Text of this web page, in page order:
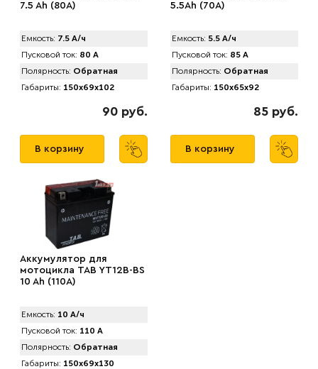
7.5 Ah (80А)
Емкость: 7.5 А/ч
Пусковой ток: 80 А
Полярность: Обратная
Габариты: 150x69x102
90 руб.
В корзину
5.5Ah (70А)
Емкость: 5.5 А/ч
Пусковой ток: 85 А
Полярность: Обратная
Габариты: 150x65x92
85 руб.
В корзину
Аккумулятор для
мотоцикла TAB YT12B-BS
10 Ah (110А)
Емкость: 10 А/ч
Пусковой ток: 110 А
Полярность: Обратная
Габариты: 150x69x130